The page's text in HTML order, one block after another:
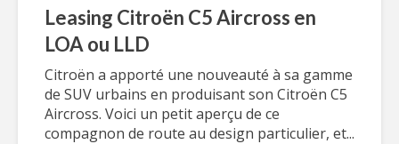
Leasing Citroën C5 Aircross en
LOA ou LLD
Citroën a apporté une nouveauté à sa gamme
de SUV urbains en produisant son Citroën C5
Aircross. Voici un petit aperçu de ce
compagnon de route au design particulier, et...